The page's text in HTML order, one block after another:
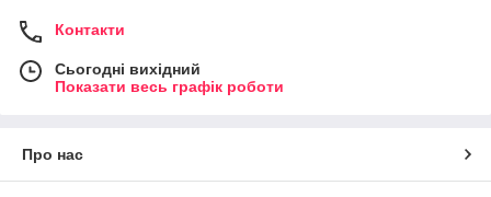
Контакти
Сьогодні вихідний
Показати весь графік роботи
Про нас